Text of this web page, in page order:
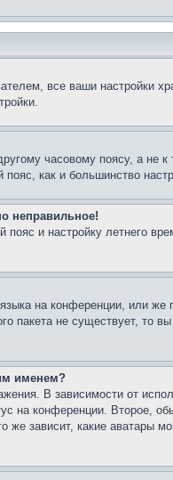
все ваши настройки
часовому поясу, а не
как и большинство
неправильное!
и настройку летнего
на конференции, или
пакета не существует,
именем?
В зависимости от
на конференции. Второе,
же зависит, какие